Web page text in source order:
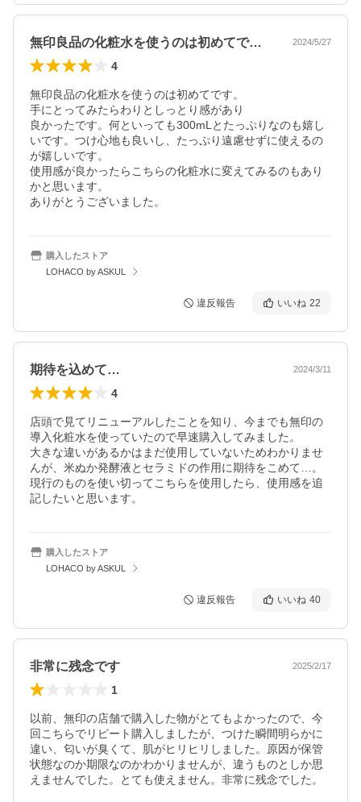
無印良品の化粧水を使うのは初めてです。… 2024/5/27
4
無印良品の化粧水を使うのは初めてです。
手にとってみたらわりとしっとり感があり
良かったです。何といっても300mLとたっぷりなのも嬉し
いです。つけ心地も良いし、たっぷり遠慮せずに使えるの
が嬉しいです。
使用感が良かったらこちらの化粧水に変えてみるのもあり
かと思います。
ありがとうございました。
購入したストア
LOHACO by ASKUL
違反報告 いいね 22
期待を込めて… 2024/3/11
4
店頭で見てリニューアルしたことを知り、今までも無印の
導入化粧水を使っていたので早速購入してみました。
大きな違いがあるかはまだ使用していないためわかりませ
んが、米ぬか発酵液とセラミドの作用に期待をこめて…。
現行のものを使い切ってこちらを使用したら、使用感を追
記したいと思います。
購入したストア
LOHACO by ASKUL
違反報告 いいね 40
非常に残念です 2025/2/17
1
以前、無印の店舗で購入した物がとてもよかったので、今
回こちらでリピート購入しましたが、つけた瞬間明らかに
違い、匂いが臭くて、肌がヒリヒリしました。原因が保管
状態なのか期限なのかわかりませんが、違うものとしか思
えませんでした。とても使えません。非常に残念でした。